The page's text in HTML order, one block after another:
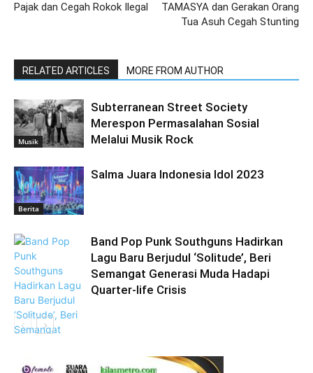
Pajak dan Cegah Rokok Ilegal
TAMASYA dan Gerakan Orang
Tua Asuh Cegah Stunting
RELATED ARTICLES MORE FROM AUTHOR
Musik
Subterranean Street Society
Merespon Permasalahan Sosial
Melalui Musik Rock
Berita
Salma Juara Indonesia Idol 2023
Band Pop Punk Southguns Hadirkan
Lagu Baru Berjudul ‘Solitude’, Beri
Semangat Generasi Muda Hadapi
Quarter-life Crisis